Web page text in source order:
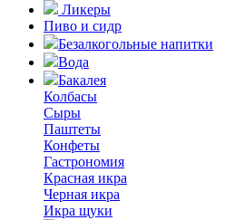
Ликеры
Пиво и сидр
Безалкогольные напитки
Вода
Бакалея
Колбасы
Сыры
Паштеты
Конфеты
Гастрономия
Красная икра
Черная икра
Икра щуки